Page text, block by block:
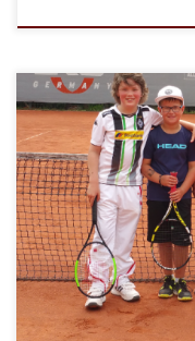
Am Freitag, den
TC Marsberg
TV Wickede qualifizierte
TC Blau-Weiß Sundern.
im Halbfinale 7:1 über
wurde in Marsberg